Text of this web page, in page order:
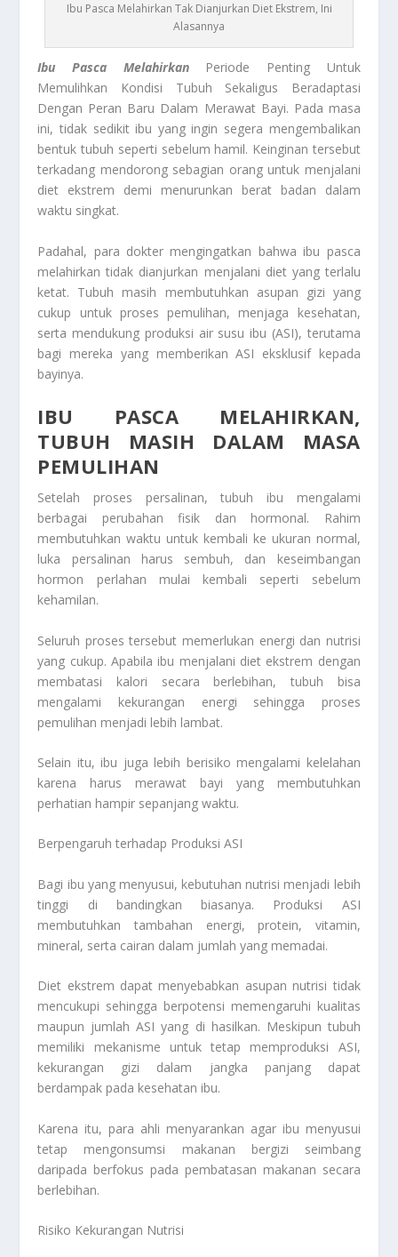
Ibu Pasca Melahirkan Tak Dianjurkan Diet Ekstrem, Ini
Alasannya
Ibu Pasca MelahirkanPeriode Penting Untuk
Memulihkan Kondisi Tubuh Sekaligus Beradaptasi
Dengan Peran Baru Dalam Merawat Bayi. Pada masa
ini, tidak sedikit ibu yang ingin segera mengembalikan
bentuk tubuh seperti sebelum hamil. Keinginan tersebut
terkadang mendorong sebagian orang untuk menjalani
diet ekstrem demi menurunkan berat badan dalam
waktu singkat.
Padahal, para dokter mengingatkan bahwa ibu pasca
melahirkan tidak dianjurkan menjalani diet yang terlalu
ketat. Tubuh masih membutuhkan asupan gizi yang
cukup untuk proses pemulihan, menjaga kesehatan,
serta mendukung produksi air susu ibu (ASI), terutama
bagi mereka yang memberikan ASI eksklusif kepada
bayinya.
IBU PASCA MELAHIRKAN,
TUBUH MASIH DALAM MASA
PEMULIHAN
Setelah proses persalinan, tubuh ibu mengalami
berbagai perubahan fisik dan hormonal. Rahim
membutuhkan waktu untuk kembali ke ukuran normal,
luka persalinan harus sembuh, dan keseimbangan
hormon perlahan mulai kembali seperti sebelum
kehamilan.
Seluruh proses tersebut memerlukan energi dan nutrisi
yang cukup. Apabila ibu menjalani diet ekstrem dengan
membatasi kalori secara berlebihan, tubuh bisa
mengalami kekurangan energi sehingga proses
pemulihan menjadi lebih lambat.
Selain itu, ibu juga lebih berisiko mengalami kelelahan
karena harus merawat bayi yang membutuhkan
perhatian hampir sepanjang waktu.
Berpengaruh terhadap Produksi ASI
Bagi ibu yang menyusui, kebutuhan nutrisi menjadi lebih
tinggi di bandingkan biasanya. Produksi ASI
membutuhkan tambahan energi, protein, vitamin,
mineral, serta cairan dalam jumlah yang memadai.
Diet ekstrem dapat menyebabkan asupan nutrisi tidak
mencukupi sehingga berpotensi memengaruhi kualitas
maupun jumlah ASI yang di hasilkan. Meskipun tubuh
memiliki mekanisme untuk tetap memproduksi ASI,
kekurangan gizi dalam jangka panjang dapat
berdampak pada kesehatan ibu.
Karena itu, para ahli menyarankan agar ibu menyusui
tetap mengonsumsi makanan bergizi seimbang
daripada berfokus pada pembatasan makanan secara
berlebihan.
Risiko Kekurangan Nutrisi